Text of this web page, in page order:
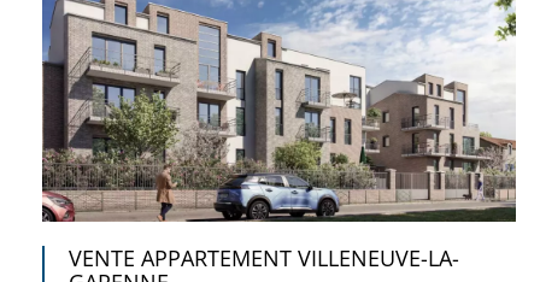
VENTE APPARTEMENT VILLENEUVE-LA-